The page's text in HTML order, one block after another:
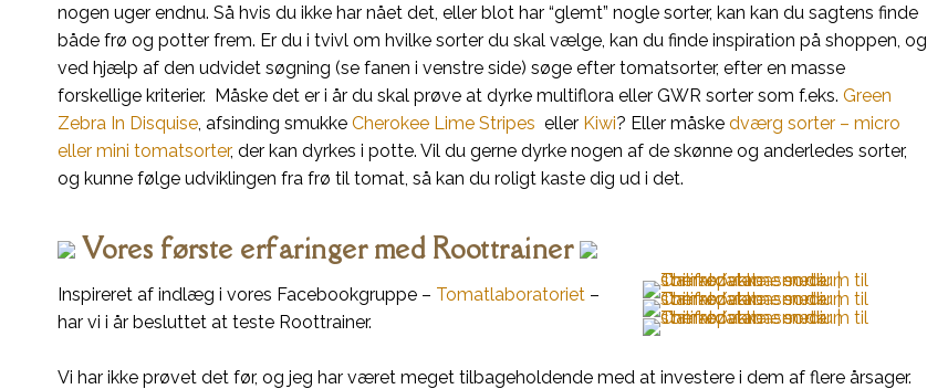
nogen uger endnu. Så hvis du ikke har nået det, eller blot har “glemt” nogle sorter, kan kan du sagtens finde
både frø og potter frem. Er du i tvivl om hvilke sorter du skal vælge, kan du finde inspiration på shoppen, og
ved hjælp af den udvidet søgning (se fanen i venstre side) søge efter tomatsorter, efter en masse
forskellige kriterier. Måske det er i år du skal prøve at dyrke multiflora eller GWR sorter som f.eks. Green
Zebra In Disquise, afsinding smukke Cherokee Lime Stripes eller Kiwi? Eller måske dværg sorter – micro
eller mini tomatsorter, der kan dyrkes i potte. Vil du gerne dyrke nogen af de skønne og anderledes sorter,
og kunne følge udviklingen fra frø til tomat, så kan du roligt kaste dig ud i det.
Vores første erfaringer med Roottrainer
Inspireret af indlæg i vores Facebookgruppe – Tomatlaboratoriet –
har vi i år besluttet at teste Roottrainer.
Vi har ikke prøvet det før, og jeg har været meget tilbageholdende med at investere i dem af flere årsager.